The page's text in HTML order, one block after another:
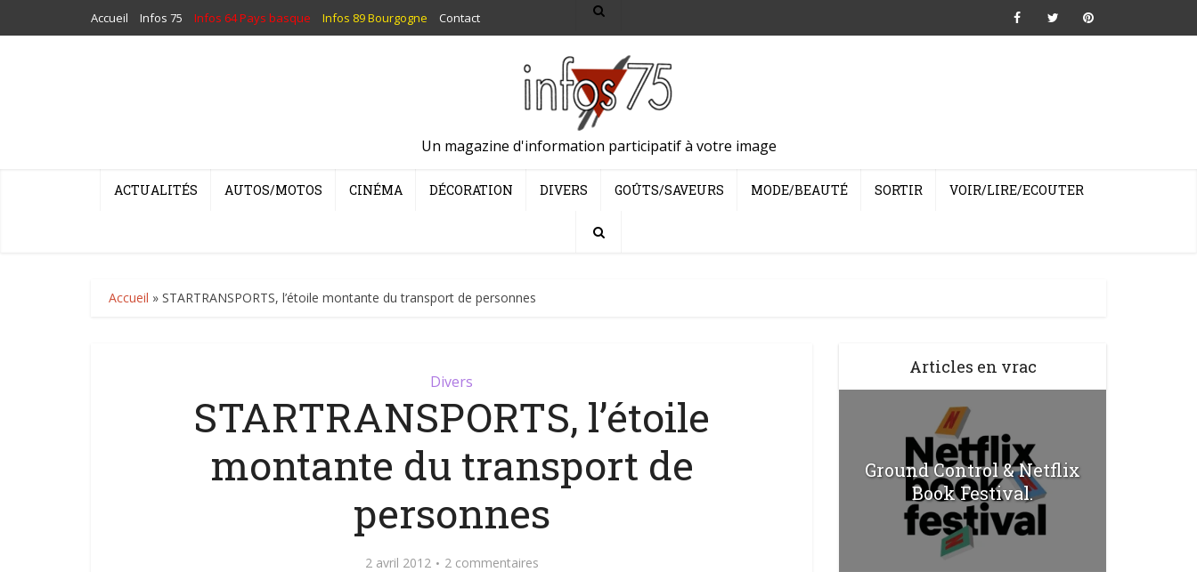
Accueil Infos 75 Infos 64 Pays basque Infos 89 Bourgogne Contact
Un magazine d'information participatif à votre image
ACTUALITÉS AUTOS/MOTOS CINÉMA DÉCORATION DIVERS GOÛTS/SAVEURS MODE/BEAUTÉ SORTIR VOIR/LIRE/ECOUTER
Accueil » STARTRANSPORTS, l’étoile montante du transport de personnes
Divers
STARTRANSPORTS, l’étoile
montante du transport de
personnes
2 avril 2012 2 commentaires
Articles en vrac
Ground Control & Netflix
Book Festival.